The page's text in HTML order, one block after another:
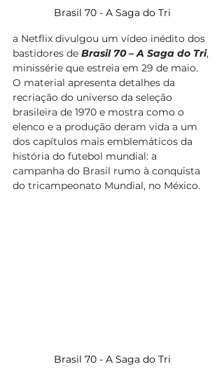
Brasil 70 - A Saga do Tri
a Netflix divulgou um vídeo inédito dos
bastidores de Brasil 70 – A Saga do Tri,
minissérie que estreia em 29 de maio.
O material apresenta detalhes da
recriação do universo da seleção
brasileira de 1970 e mostra como o
elenco e a produção deram vida a um
dos capítulos mais emblemáticos da
história do futebol mundial: a
campanha do Brasil rumo à conquista
do tricampeonato Mundial, no México.
Brasil 70 - A Saga do Tri